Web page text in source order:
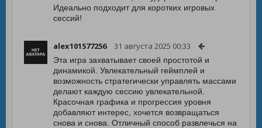
Идеально подходит для коротких игровых
сессий!
alex101577256 31 августа 2025 00:33
Эта игра захватывает своей простотой и
динамикой. Увлекательный геймплей и
возможность стратегически управлять массами
делают каждую сессию увлекательной.
Красочная графика и прогрессия уровня
добавляют интерес, хочется возвращаться
снова и снова. Отличный способ развлечься на